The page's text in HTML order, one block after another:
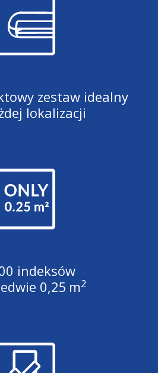
zestaw idealny
lokalizacji
indeksów
0,25 m2